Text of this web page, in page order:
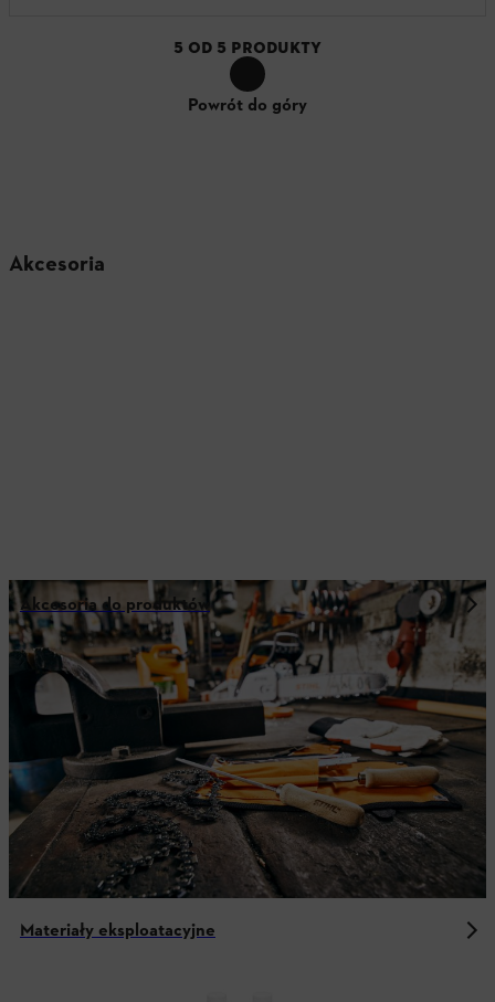
5 OD 5 PRODUKTY
Powrót do góry
Akcesoria
Akcesoria do produktów
Materiały eksploatacyjne